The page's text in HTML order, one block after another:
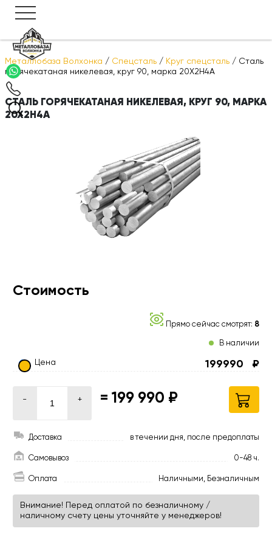
Металлобаза Волхонка / Спецсталь / Круг спецсталь / Сталь
горячекатаная никелевая, круг 90, марка 20Х2Н4А
СТАЛЬ ГОРЯЧЕКАТАНАЯ НИКЕЛЕВАЯ, КРУГ 90, МАРКА
20Х2Н4А
Стоимость
Прямо сейчас смотрят: 8
В наличии
Цена 199990 ₽
- + = 199 990 ₽
Доставка в течении дня, после предоплаты
Самовывоз 0-48 ч.
Оплата Наличными, Безналичным
Внимание! Перед оплатой по безналичному /
наличному счету цены уточняйте у менеджеров!